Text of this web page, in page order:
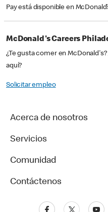
Pay está disponible en
McDonald's Careers
¿Te gusta comer en
aquí?
Solicitar empleo
Acerca de nosotros
Servicios
Comunidad
Contáctenos